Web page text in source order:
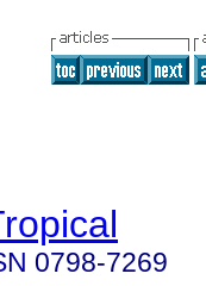
0798-7269